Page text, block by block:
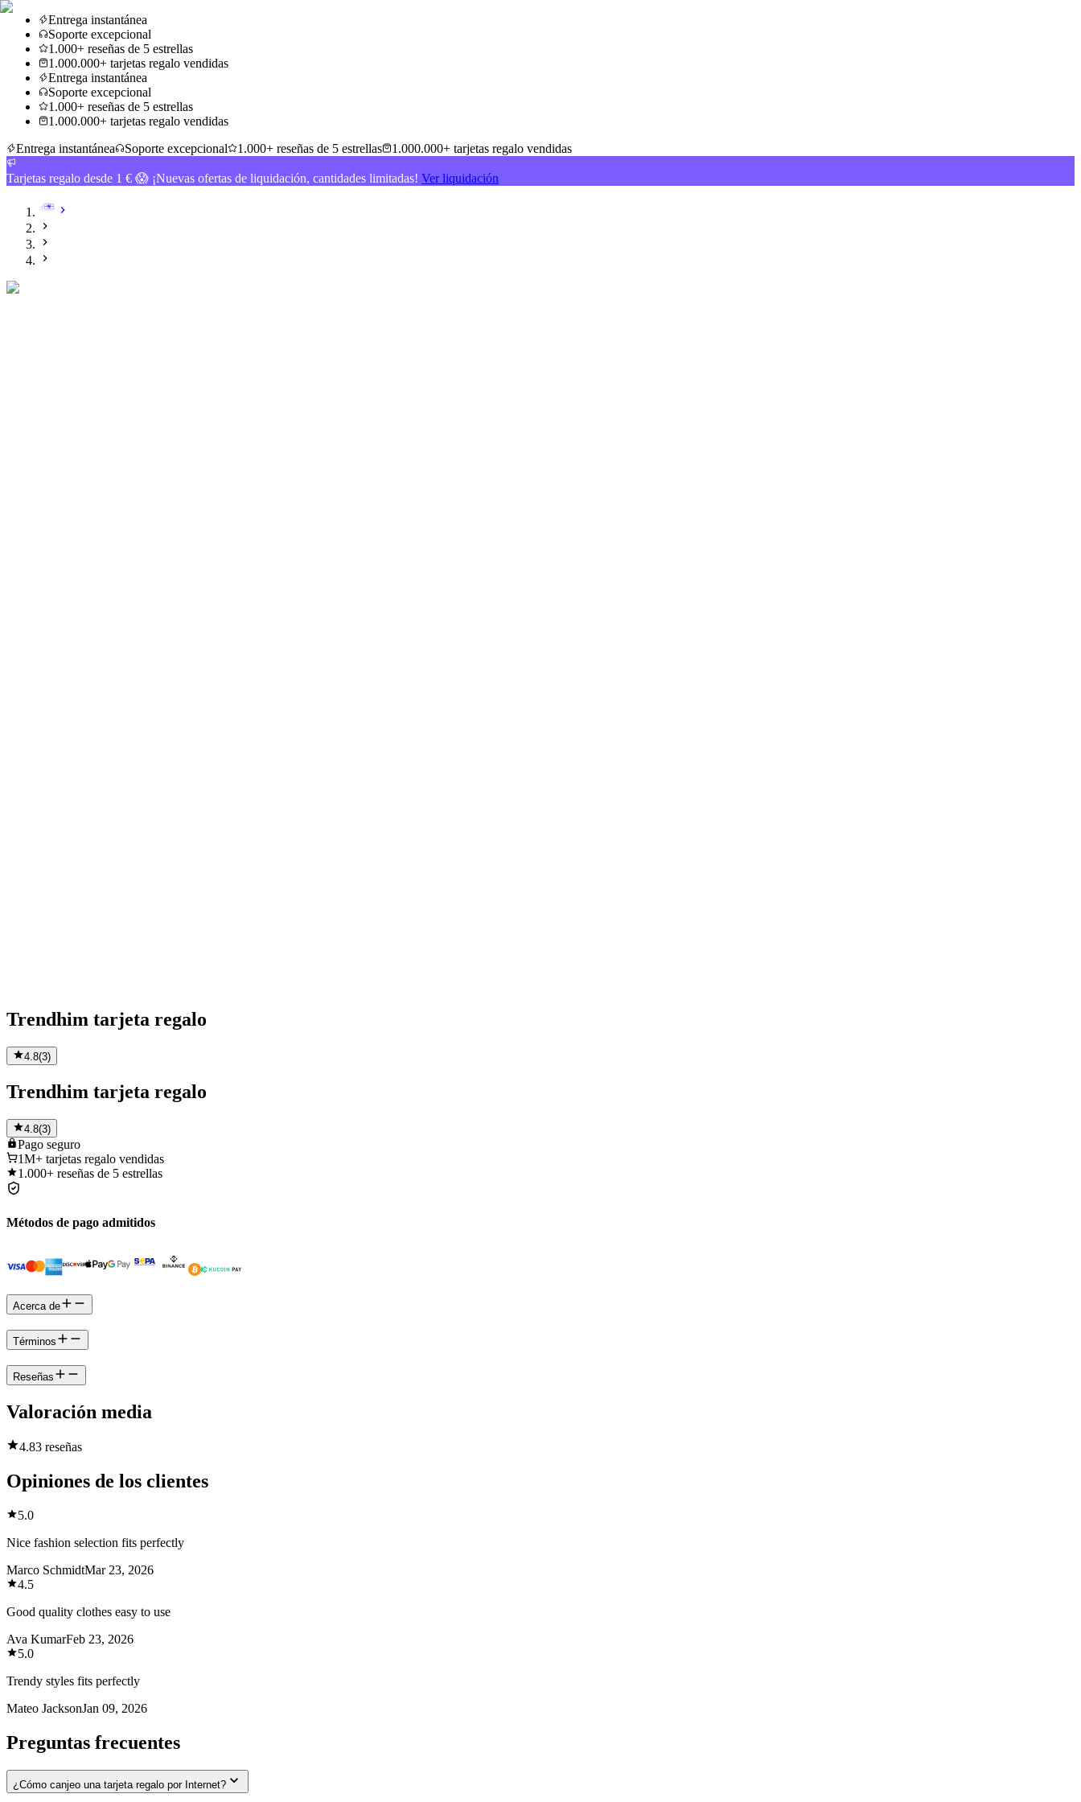
Entrega instantánea
Soporte excepcional
1.000+ reseñas de 5 estrellas
1.000.000+ tarjetas regalo vendidas
Entrega instantánea
Soporte excepcional
1.000+ reseñas de 5 estrellas
1.000.000+ tarjetas regalo vendidas
Entrega instantánea
Soporte excepcional 1.000+ reseñas de 5 estrellas 1.000.000+ tarjetas regalo vendidas
Tarjetas regalo desde 1 € 😱 ¡Nuevas ofertas de liquidación, cantidades limitadas! Ver liquidación
Trendhim tarjeta regalo
4.8(3)
Trendhim tarjeta regalo
4.8(3)
Pago seguro
1M+ tarjetas regalo vendidas
1.000+ reseñas de 5 estrellas
Métodos de pago admitidos
Acerca de
Términos
Reseñas
Valoración media
4.83 reseñas
Opiniones de los clientes
5.0
Nice fashion selection fits perfectly
Marco SchmidtMar 23, 2026
4.5
Good quality clothes easy to use
Ava KumarFeb 23, 2026
5.0
Trendy styles fits perfectly
Mateo JacksonJan 09, 2026
Preguntas frecuentes
¿Cómo canjeo una tarjeta regalo por Internet?